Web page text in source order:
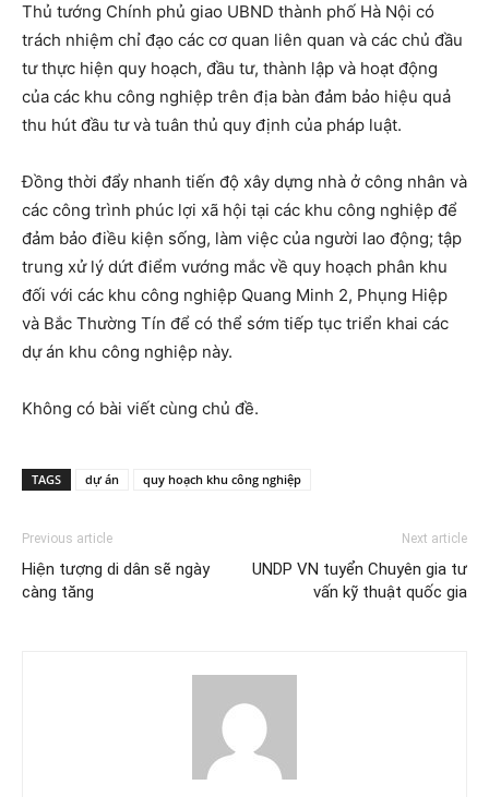
Thủ tướng Chính phủ giao UBND thành phố Hà Nội có
trách nhiệm chỉ đạo các cơ quan liên quan và các chủ đầu
tư thực hiện quy hoạch, đầu tư, thành lập và hoạt động
của các khu công nghiệp trên địa bàn đảm bảo hiệu quả
thu hút đầu tư và tuân thủ quy định của pháp luật.
Đồng thời đẩy nhanh tiến độ xây dựng nhà ở công nhân và
các công trình phúc lợi xã hội tại các khu công nghiệp để
đảm bảo điều kiện sống, làm việc của người lao động; tập
trung xử lý dứt điểm vướng mắc về quy hoạch phân khu
đối với các khu công nghiệp Quang Minh 2, Phụng Hiệp
và Bắc Thường Tín để có thể sớm tiếp tục triển khai các
dự án khu công nghiệp này.
Không có bài viết cùng chủ đề.
TAGS dự án quy hoạch khu công nghiệp
Previous article
Hiện tượng di dân sẽ ngày
càng tăng
Next article
UNDP VN tuyển Chuyên gia tư
vấn kỹ thuật quốc gia